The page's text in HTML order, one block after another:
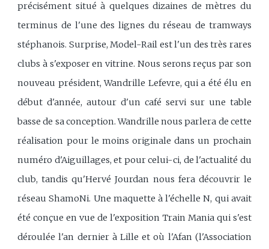
précisément situé à quelques dizaines de mètres du
terminus de l'une des lignes du réseau de tramways
stéphanois. Surprise, Model-Rail est l'un des très rares
clubs à s'exposer en vitrine. Nous serons reçus par son
nouveau président, Wandrille Lefevre, qui a été élu en
début d'année, autour d'un café servi sur une table
basse de sa conception. Wandrille nous parlera de cette
réalisation pour le moins originale dans un prochain
numéro d'Aiguillages, et pour celui-ci, de l'actualité du
club, tandis qu'Hervé Jourdan nous fera découvrir le
réseau ShamoNi. Une maquette à l'échelle N, qui avait
été conçue en vue de l'exposition Train Mania qui s'est
déroulée l'an dernier à Lille et où l'Afan (l'Association